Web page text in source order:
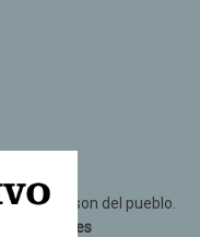
son del pueblo.